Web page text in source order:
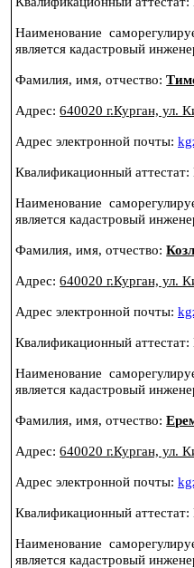
Наименование
является кадастровый
Фамилия, имя, отчество:
Адрес:640020 г.Курган, ул.
Адрес электронной почты:
Квалификационный
Наименование
является кадастровый
Фамилия, имя, отчество:
Адрес:640020 г.Курган, ул.
Адрес электронной почты:
Квалификационный
Наименование
является кадастровый
Фамилия, имя, отчество:
Адрес:640020 г.Курган, ул.
Адрес электронной почты:
Квалификационный
Наименование
является кадастровый